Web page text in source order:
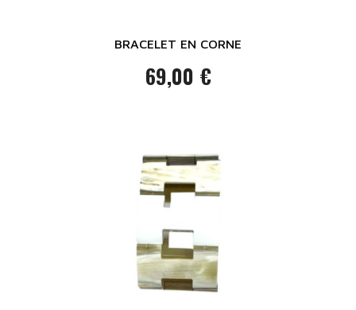
BRACELET EN CORNE
Prix
69,00 €